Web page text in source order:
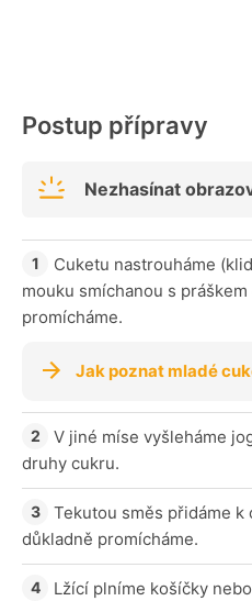
Postup přípravy
Nezhasínat
Cuketu nastrouháme
mouku smíchanou s
promícháme.
Jak poznat mladé
V jiné míse vyšleháme
druhy cukru.
Tekutou směs přidáme k
důkladně promícháme.
Lžící plníme košíčky